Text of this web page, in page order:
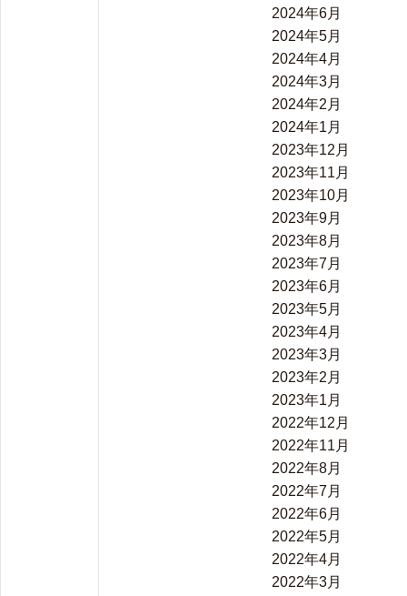
2024年6月
2024年5月
2024年4月
2024年3月
2024年2月
2024年1月
2023年12月
2023年11月
2023年10月
2023年9月
2023年8月
2023年7月
2023年6月
2023年5月
2023年4月
2023年3月
2023年2月
2023年1月
2022年12月
2022年11月
2022年8月
2022年7月
2022年6月
2022年5月
2022年4月
2022年3月